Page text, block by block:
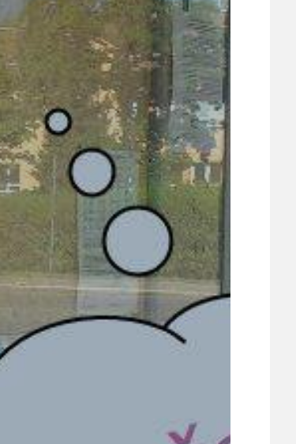
ÚVALSKÉ KOUPALIŠTĚ
ÚZEMNÍ A STRATEGICKÝ PLÁN
VEŘEJNÉ ZAKÁZKY, VOLNÁ PRACOVNÍ MÍSTA
ZDRAVOTNÍ STŘEDISKO ÚJEZD NAD LESY
ŽIVOT KOLEM NÁS